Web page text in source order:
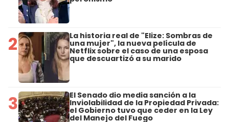
2 La historia real de "Elize: Sombras de
una mujer", la nueva película de
Netflix sobre el caso de una esposa
que descuartizó a su marido
3 El Senado dio media sanción a la
Inviolabilidad de la Propiedad Privada:
el Gobierno tuvo que ceder en la Ley
del Manejo del Fuego